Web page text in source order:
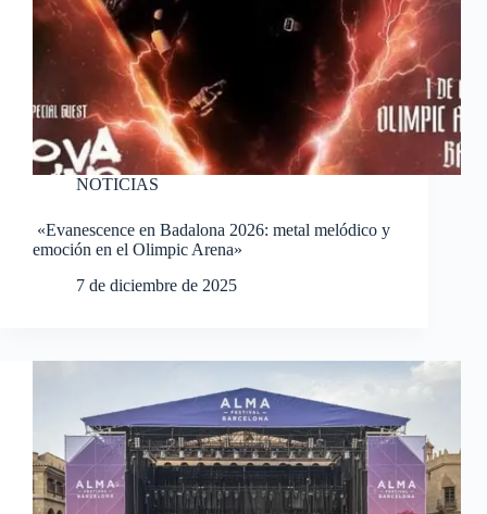
NOTICIAS
«Evanescence en Badalona 2026: metal melódico y
emoción en el Olimpic Arena»
7 de diciembre de 2025